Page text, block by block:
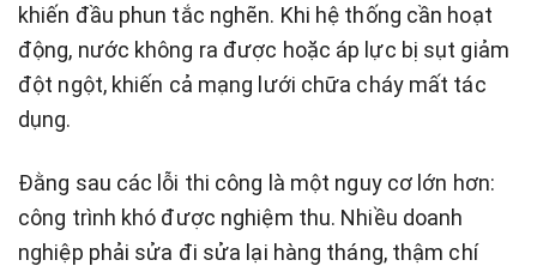
khiến đầu phun tắc nghẽn. Khi hệ thống cần hoạt
động, nước không ra được hoặc áp lực bị sụt giảm
đột ngột, khiến cả mạng lưới chữa cháy mất tác
dụng.
Đằng sau các lỗi thi công là một nguy cơ lớn hơn:
công trình khó được nghiệm thu. Nhiều doanh
nghiệp phải sửa đi sửa lại hàng tháng, thậm chí